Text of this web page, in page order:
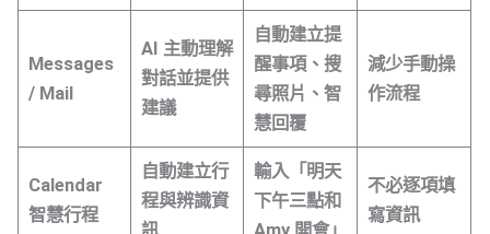
Messages
/ Mail
AI 主動理解
對話並提供
建議
自動建立提
醒事項、搜
尋照片、智
慧回覆
減少手動操
作流程
Calendar
智慧行程
自動建立行
程與辨識資
輸入「明天
下午三點和
不必逐項填
寫資訊